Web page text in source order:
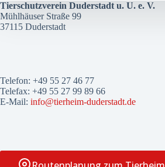
Tierschutzverein Duderstadt u. U. e. V.
Mühlhäuser Straße 99
37115 Duderstadt
Telefon: +49 55 27 46 77
Telefax: +49 55 27 99 89 66
E-Mail: info@tierheim-duderstadt.de